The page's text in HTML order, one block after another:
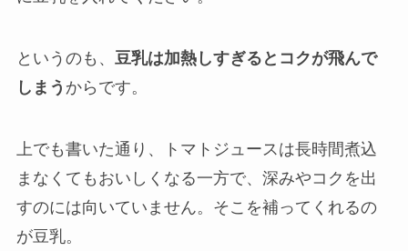
というのも、 豆乳は加熱しすぎるとコクが飛んで
しまう からです。
上でも書いた通り、トマトジュースは長時間煮込
まなくてもおいしくなる一方で、深みやコクを出
すのには向いていません。そこを補ってくれるの
が豆乳。